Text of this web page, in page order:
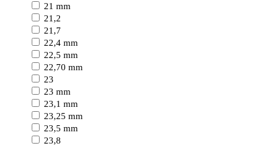
21 mm
21,2
21,7
22,4 mm
22,5 mm
22,70 mm
23
23 mm
23,1 mm
23,25 mm
23,5 mm
23,8